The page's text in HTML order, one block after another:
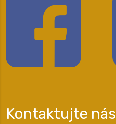
Kontaktujte nás